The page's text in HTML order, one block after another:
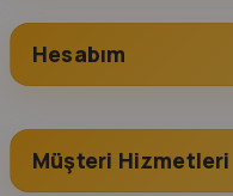
Hesabım
Müşteri Hizmetleri